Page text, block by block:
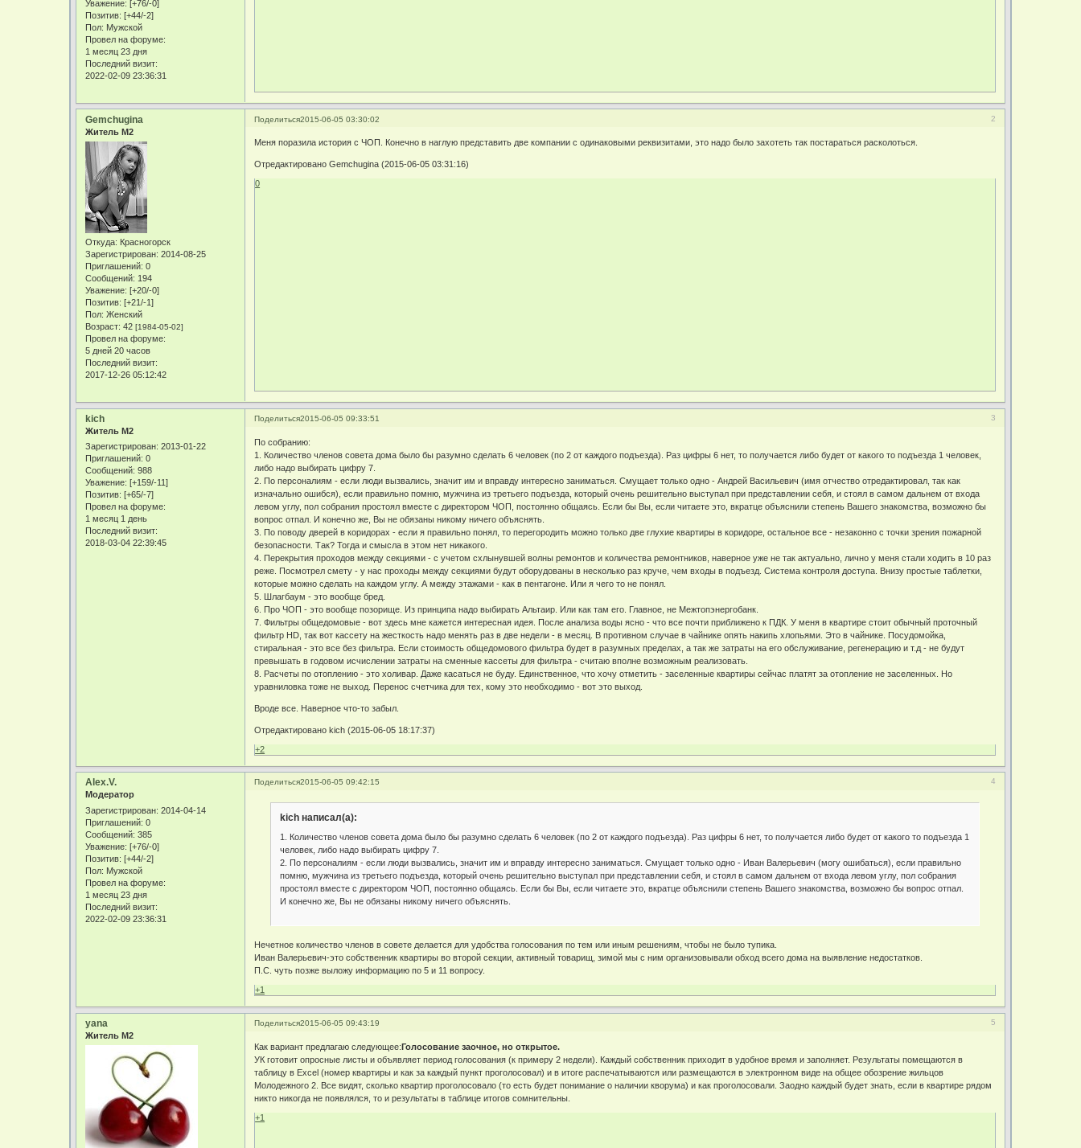
Уважение: [+76/-0]
Позитив: [+44/-2]
Пол: Мужской
Провел на форуме:
1 месяц 23 дня
Последний визит:
2022-02-09 23:36:31
Поделиться 2
2015-06-05 03:30:02
Gemchugina
Житель М2
Откуда: Красногорск
Зарегистрирован: 2014-08-25
Приглашений: 0
Сообщений: 194
Уважение: [+20/-0]
Позитив: [+21/-1]
Пол: Женский
Возраст: 42[1984-05-02]
Провел на форуме:
5 дней 20 часов
Последний визит:
2017-12-26 05:12:42
Меня поразила история с ЧОП. Конечно в наглую представить две компании с одинаковыми реквизитами, это надо было захотеть так постараться расколоться.
Отредактировано Gemchugina (2015-06-05 03:31:16)
0
Поделиться 3
2015-06-05 09:33:51
kich
Житель М2
Зарегистрирован: 2013-01-22
Приглашений: 0
Сообщений: 988
Уважение: [+159/-11]
Позитив: [+65/-7]
Провел на форуме:
1 месяц 1 день
Последний визит:
2018-03-04 22:39:45
По собранию:
1. Количество членов совета дома было бы разумно сделать 6 человек (по 2 от каждого подъезда). Раз цифры 6 нет, то получается либо будет от какого то подъезда 1 человек,
либо надо выбирать цифру 7.
2. По персоналиям - если люди вызвались, значит им и вправду интересно заниматься. Смущает только одно - Андрей Васильевич (имя отчество отредактировал, так как
изначально ошибся), если правильно помню, мужчина из третьего подъезда, который очень решительно выступал при представлении себя, и стоял в самом дальнем от входа
левом углу, пол собрания простоял вместе с директором ЧОП, постоянно общаясь. Если бы Вы, если читаете это, вкратце объяснили степень Вашего знакомства, возможно бы
вопрос отпал. И конечно же, Вы не обязаны никому ничего объяснять.
3. По поводу дверей в коридорах - если я правильно понял, то перегородить можно только две глухие квартиры в коридоре, остальное все - незаконно с точки зрения пожарной
безопасности. Так? Тогда и смысла в этом нет никакого.
4. Перекрытия проходов между секциями - с учетом схлынувшей волны ремонтов и количества ремонтников, наверное уже не так актуально, лично у меня стали ходить в 10 раз
реже. Посмотрел смету - у нас проходы между секциями будут оборудованы в несколько раз круче, чем входы в подъезд. Система контроля доступа. Внизу простые таблетки,
которые можно сделать на каждом углу. А между этажами - как в пентагоне. Или я чего то не понял.
5. Шлагбаум - это вообще бред.
6. Про ЧОП - это вообще позорище. Из принципа надо выбирать Альтаир. Или как там его. Главное, не Межтопэнергобанк.
7. Фильтры общедомовые - вот здесь мне кажется интересная идея. После анализа воды ясно - что все почти приближено к ПДК. У меня в квартире стоит обычный проточный
фильтр HD, так вот кассету на жесткость надо менять раз в две недели - в месяц. В противном случае в чайнике опять накипь хлопьями. Это в чайнике. Посудомойка,
стиральная - это все без фильтра. Если стоимость общедомового фильтра будет в разумных пределах, а так же затраты на его обслуживание, регенерацию и т.д - не будут
превышать в годовом исчислении затраты на сменные кассеты для фильтра - считаю вполне возможным реализовать.
8. Расчеты по отоплению - это холивар. Даже касаться не буду. Единственное, что хочу отметить - заселенные квартиры сейчас платят за отопление не заселенных. Но
уравниловка тоже не выход. Перенос счетчика для тех, кому это необходимо - вот это выход.
Вроде все. Наверное что-то забыл.
Отредактировано kich (2015-06-05 18:17:37)
+2
Поделиться 4
2015-06-05 09:42:15
Alex.V.
Модератор
Зарегистрирован: 2014-04-14
Приглашений: 0
Сообщений: 385
Уважение: [+76/-0]
Позитив: [+44/-2]
Пол: Мужской
Провел на форуме:
1 месяц 23 дня
Последний визит:
2022-02-09 23:36:31
kich написал(а):
1. Количество членов совета дома было бы разумно сделать 6 человек (по 2 от каждого подъезда). Раз цифры 6 нет, то получается либо будет от какого то подъезда 1
человек, либо надо выбирать цифру 7.
2. По персоналиям - если люди вызвались, значит им и вправду интересно заниматься. Смущает только одно - Иван Валерьевич (могу ошибаться), если правильно
помню, мужчина из третьего подъезда, который очень решительно выступал при представлении себя, и стоял в самом дальнем от входа левом углу, пол собрания
простоял вместе с директором ЧОП, постоянно общаясь. Если бы Вы, если читаете это, вкратце объяснили степень Вашего знакомства, возможно бы вопрос отпал.
И конечно же, Вы не обязаны никому ничего объяснять.
Нечетное количество членов в совете делается для удобства голосования по тем или иным решениям, чтобы не было тупика.
Иван Валерьевич-это собственник квартиры во второй секции, активный товарищ, зимой мы с ним организовывали обход всего дома на выявление недостатков.
П.С. чуть позже выложу информацию по 5 и 11 вопросу.
+1
Поделиться 5
2015-06-05 09:43:19
yana
Житель М2
Как вариант предлагаю следующее:Голосование заочное, но открытое.
УК готовит опросные листы и объявляет период голосования (к примеру 2 недели). Каждый собственник приходит в удобное время и заполняет. Результаты помещаются в
таблицу в Excel (номер квартиры и как за каждый пункт проголосовал) и в итоге распечатываются или размещаются в электронном виде на общее обозрение жильцов
Молодежного 2. Все видят, сколько квартир проголосовало (то есть будет понимание о наличии кворума) и как проголосовали. Заодно каждый будет знать, если в квартире рядом
никто никогда не появлялся, то и результаты в таблице итогов сомнительны.
+1